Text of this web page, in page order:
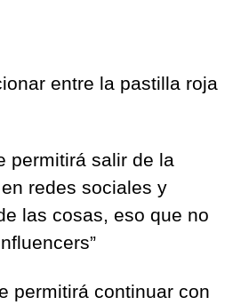
entre la pastilla roja
permitirá salir de la
redes sociales y
las cosas, eso que no
permitirá continuar con